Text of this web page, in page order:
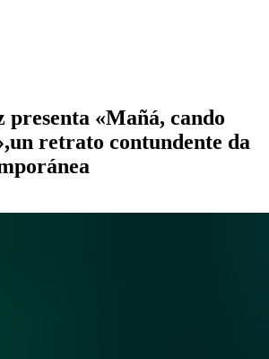
presenta «Mañá, cando
retrato contundente da